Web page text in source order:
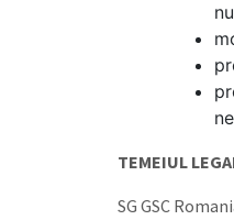
TEMEIUL
SG GSC